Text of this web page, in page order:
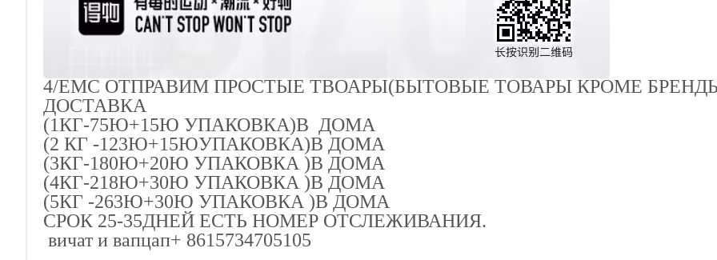
4/ЕМС ОТПРАВИМ ПРОСТЫЕ ТВОАРЫ(БЫТОВЫЕ ТОВАРЫ КРОМЕ
ДОСТАВКА
(1КГ-75Ю+15Ю УПАКОВКА)В ДОМА
(2 КГ -123Ю+15ЮУПАКОВКА)В ДОМА
(3КГ-180Ю+20Ю УПАКОВКА )В ДОМА
(4КГ-218Ю+30Ю УПАКОВКА )В ДОМА
(5КГ -263Ю+30Ю УПАКОВКА )В ДОМА
СРОК 25-35ДНЕЙ ЕСТЬ НОМЕР ОТСЛЕЖИВАНИЯ.
вичат и вапцап+ 8615734705105